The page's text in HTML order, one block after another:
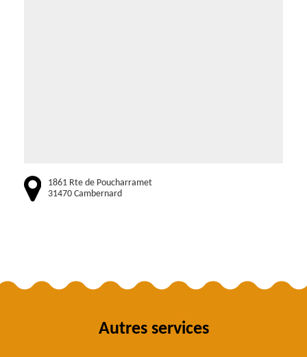
1861 Rte de Poucharramet
31470 Cambernard
Autres services